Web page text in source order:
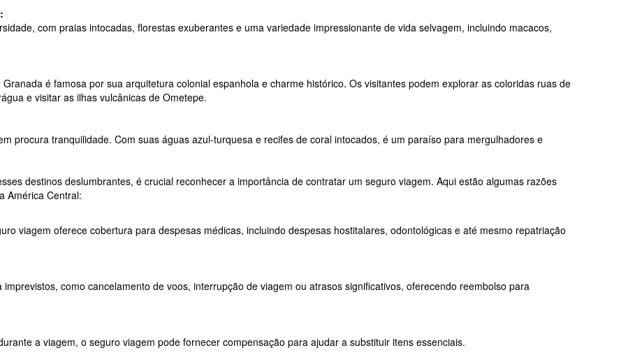
com praias intocadas, florestas exuberantes e uma variedade impressionante de vida selvagem, incluindo macacos,
é famosa por sua arquitetura colonial espanhola e charme histórico. Os visitantes podem explorar as coloridas ruas de
e visitar as ilhas vulcânicas de Ometepe.
procura tranquilidade. Com suas águas azul-turquesa e recifes de coral intocados, é um paraíso para mergulhadores e
destinos deslumbrantes, é crucial reconhecer a importância de contratar um seguro viagem. Aqui estão algumas razões
América Central:
viagem oferece cobertura para despesas médicas, incluindo despesas hostitalares, odontológicas e até mesmo repatriação
como cancelamento de voos, interrupção de viagem ou atrasos significativos, oferecendo reembolso para
a viagem, o seguro viagem pode fornecer compensação para ajudar a substituir itens essenciais.